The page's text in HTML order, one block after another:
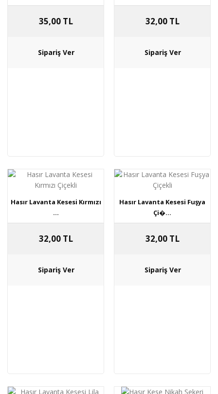
35,00 TL 32,00 TL
Hasır Lavanta Kesesi Kırmızı
...
32,00 TL
Hasır Lavanta Kesesi Fuşya
Çi�...
32,00 TL